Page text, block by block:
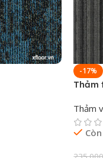
-17%
Thảm
Thảm